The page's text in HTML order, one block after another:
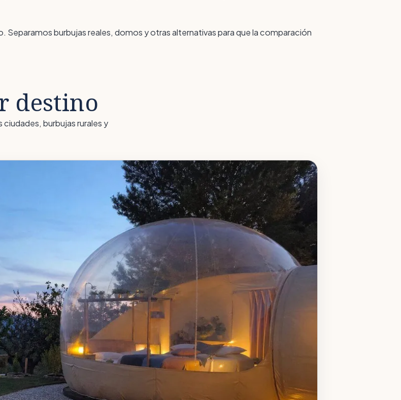
burbujas reales, domos y otras alternativas para que la comparación
destino
ciudades, burbujas rurales y